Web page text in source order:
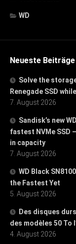
WD
Neueste Beiträge
Solve the
Renegade SSD
7. August 2026
Sandisk’s new
fastest NVMe SSD
in capacity
7. August 2026
WD Black
the Fastest Yet
5. August 2026
Des disques
des modèles 50 To
4. August 2026